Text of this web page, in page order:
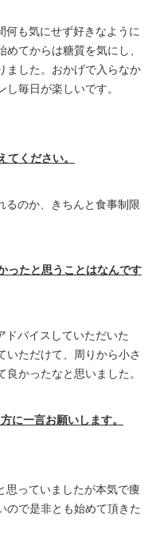
も気にせず好きなように
てからは糖質を気にし、
ました。おかげで入らなか
毎日が楽しいです。
ください。
るのか、きちんと食事制限
ったと思うことはなんです
ドバイスしていただいた
いただけて、周りから小さ
かったなと思いました。
に一言お願いします。
思っていましたが本気で痩
ので是非とも始めて頂きた